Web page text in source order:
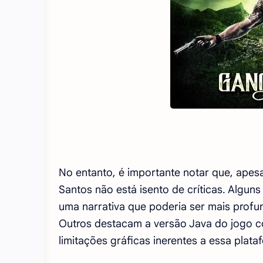
No entanto, é importante notar que,
Santos não está isento de críticas.
uma narrativa que poderia ser mais
Outros destacam a versão Java do jogo
limitações gráficas inerentes a essa